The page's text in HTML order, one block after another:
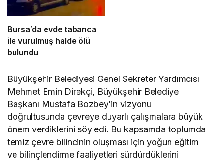
Bursa’da evde tabanca
ile vurulmuş halde ölü
bulundu
Büyükşehir Belediyesi Genel Sekreter Yardımcısı
Mehmet Emin Direkçi, Büyükşehir Belediye
Başkanı Mustafa Bozbey’in vizyonu
doğrultusunda çevreye duyarlı çalışmalara büyük
önem verdiklerini söyledi. Bu kapsamda toplumda
temiz çevre bilincinin oluşması için yoğun eğitim
ve bilinçlendirme faaliyetleri sürdürdüklerini